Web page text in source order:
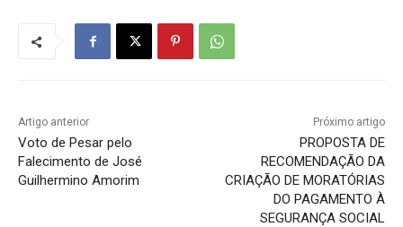
Artigo anterior
Voto de Pesar pelo
Falecimento de José
Guilhermino Amorim
Próximo artigo
PROPOSTA DE
RECOMENDAÇÃO DA
CRIAÇÃO DE MORATÓRIAS
DO PAGAMENTO À
SEGURANÇA SOCIAL